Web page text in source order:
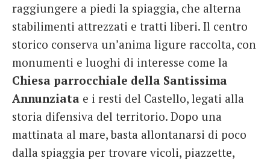
raggiungere a piedi la spiaggia, che alterna
stabilimenti attrezzati e tratti liberi. Il centro
storico conserva un’anima ligure raccolta, con
monumenti e luoghi di interesse come la
Chiesa parrocchiale della Santissima
Annunziata e i resti del Castello, legati alla
storia difensiva del territorio. Dopo una
mattinata al mare, basta allontanarsi di poco
dalla spiaggia per trovare vicoli, piazzette,